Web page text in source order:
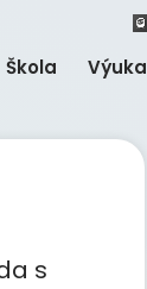
Škola Výuka
s